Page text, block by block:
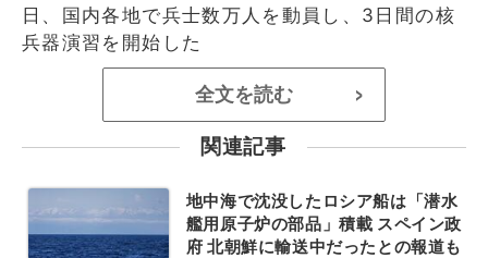
日、国内各地で兵士数万人を動員し、3日間の核
兵器演習を開始した
全文を読む >
関連記事
地中海で沈没したロシア船は「潜水
艦用原子炉の部品」積載 スペイン政
府 北朝鮮に輸送中だったとの報道も